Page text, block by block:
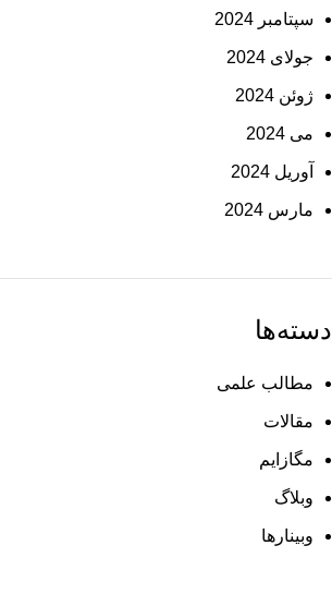
سپتامبر 2024
جولای 2024
ژوئن 2024
می 2024
آوریل 2024
مارس 2024
دسته‌ها
مطالب علمی
مقالات
مگازایم
وبلاگ
وبینارها